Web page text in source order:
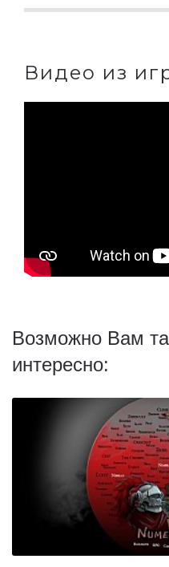
Видео из
Возможно Вам
интересно: